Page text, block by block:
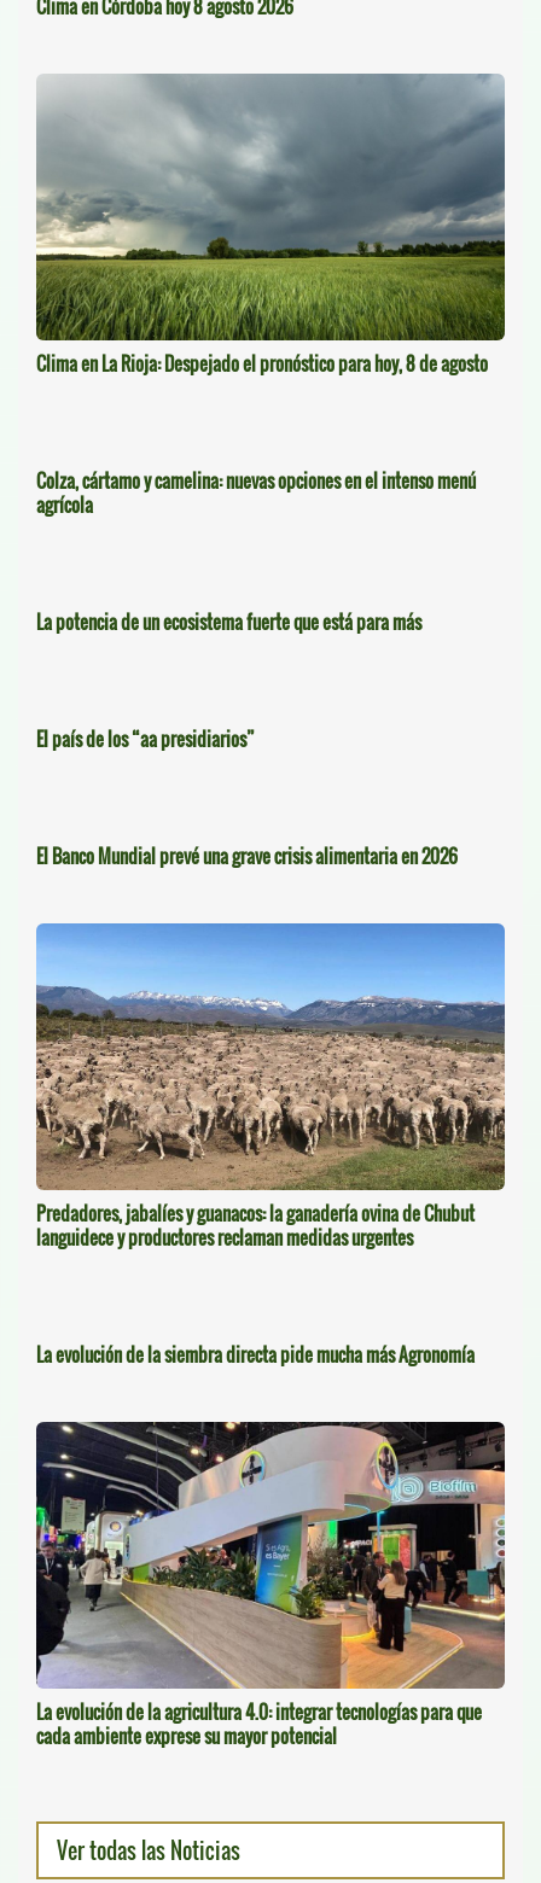
Clima en Córdoba hoy 8 agosto 2026
Clima en La Rioja: Despejado el pronóstico para hoy, 8 de agosto
Colza, cártamo y camelina: nuevas opciones en el intenso menú
agrícola
La potencia de un ecosistema fuerte que está para más
El país de los “aa presidiarios”
El Banco Mundial prevé una grave crisis alimentaria en 2026
Predadores, jabalíes y guanacos: la ganadería ovina de Chubut
languidece y productores reclaman medidas urgentes
La evolución de la siembra directa pide mucha más Agronomía
La evolución de la agricultura 4.0: integrar tecnologías para que
cada ambiente exprese su mayor potencial
Ver todas las Noticias